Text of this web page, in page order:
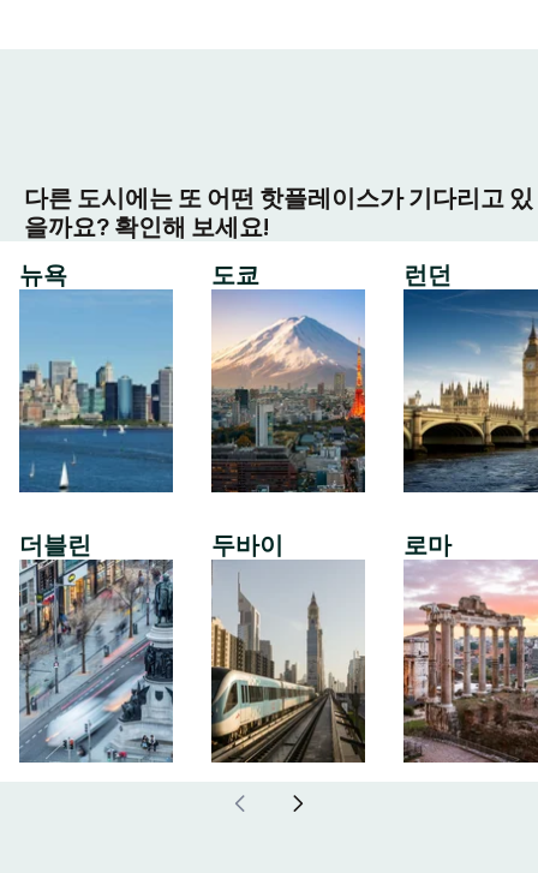
다른 도시에는 또 어떤 핫플레이스가 기다리고 있
을까요? 확인해 보세요!
뉴욕
더블린
도쿄
두바이
런던
로마